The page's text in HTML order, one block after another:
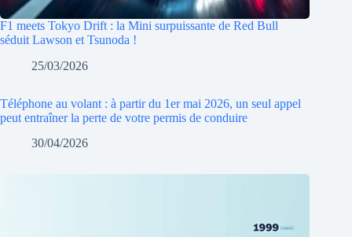
F1 meets Tokyo Drift : la Mini surpuissante de Red Bull
séduit Lawson et Tsunoda !
25/03/2026
Téléphone au volant : à partir du 1er mai 2026, un seul appel
peut entraîner la perte de votre permis de conduire
30/04/2026